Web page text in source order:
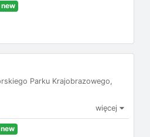
new
Parku Krajobrazowego,
więcej
new